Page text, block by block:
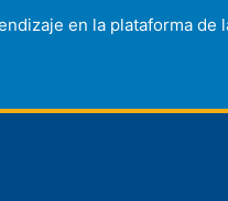
en la plataforma de